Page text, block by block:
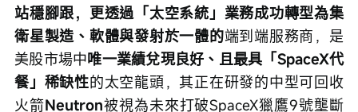
站穩腳跟，更透過「太空系統」業務成功轉型為集
衛星製造、軟體與發射於一體的端到端服務商，是
美股市場中唯一業績兌現良好、且最具「SpaceX代
餐」稀缺性的太空龍頭，其正在研發的中型可回收
火箭Neutron被視為未來打破SpaceX獵鷹9號壟斷